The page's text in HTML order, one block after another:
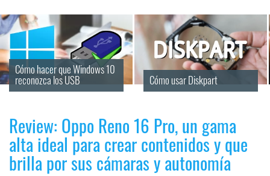
Cómo hacer que Windows 10
reconozca los USB Cómo usar Diskpart
Review: Oppo Reno 16 Pro, un gama
alta ideal para crear contenidos y que
brilla por sus cámaras y autonomía